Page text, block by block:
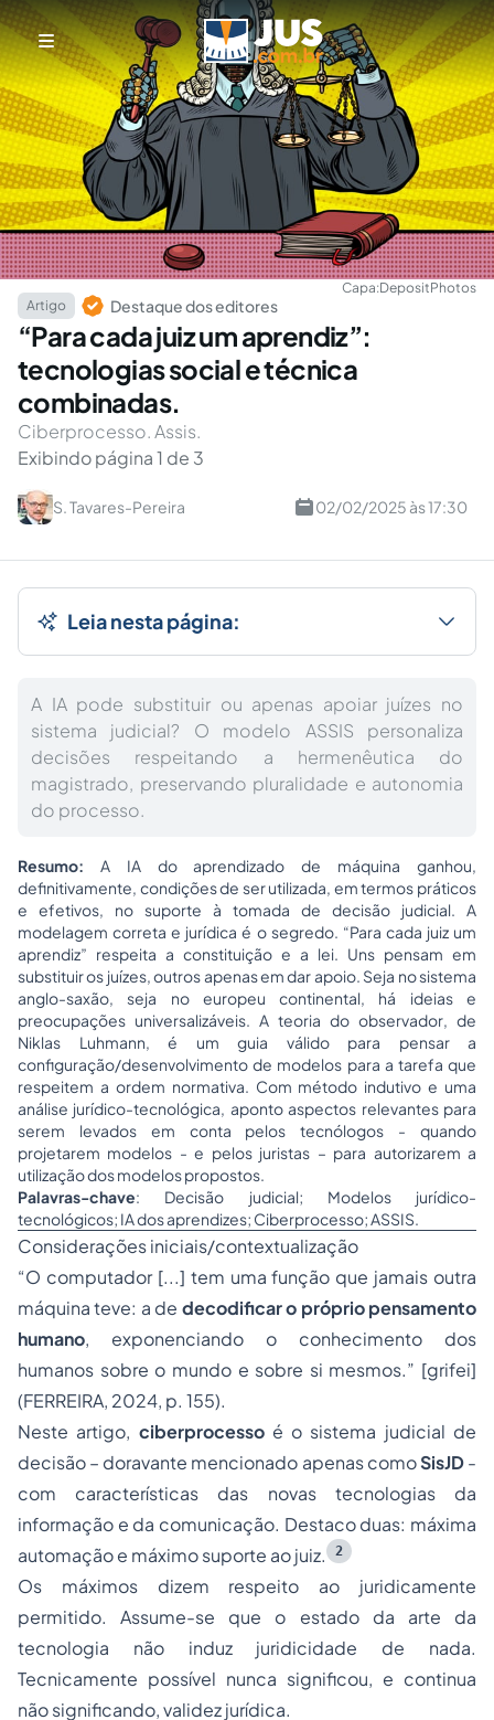
Capa:DepositPhotos
Artigo
Destaque dos editores
“Para cada juiz um aprendiz”:
tecnologias social e técnica
combinadas.
Ciberprocesso. Assis.
Exibindo página 1 de 3
S. Tavares-Pereira 02/02/2025 às 17:30
Leia nesta página:
A IA pode substituir ou apenas apoiar juízes no
sistema judicial? O modelo ASSIS personaliza
decisões respeitando a hermenêutica do
magistrado, preservando pluralidade e autonomia
do processo.
Resumo: A IA do aprendizado de máquina ganhou,
definitivamente, condições de ser utilizada, em termos práticos
e efetivos, no suporte à tomada de decisão judicial. A
modelagem correta e jurídica é o segredo. “Para cada juiz um
aprendiz” respeita a constituição e a lei. Uns pensam em
substituir os juízes, outros apenas em dar apoio. Seja no sistema
anglo-saxão, seja no europeu continental, há ideias e
preocupações universalizáveis. A teoria do observador, de
Niklas Luhmann, é um guia válido para pensar a
configuração/desenvolvimento de modelos para a tarefa que
respeitem a ordem normativa. Com método indutivo e uma
análise jurídico-tecnológica, aponto aspectos relevantes para
serem levados em conta pelos tecnólogos - quando
projetarem modelos - e pelos juristas – para autorizarem a
utilização dos modelos propostos.
Palavras-chave: Decisão judicial; Modelos jurídico-
tecnológicos; IA dos aprendizes; Ciberprocesso; ASSIS.
Considerações iniciais/contextualização
“O computador [...] tem uma função que jamais outra
máquina teve: a de decodificar o próprio pensamento
humano, exponenciando o conhecimento dos
humanos sobre o mundo e sobre si mesmos.” [grifei]
(FERREIRA, 2024, p. 155).
Neste artigo, ciberprocessoé o sistema judicial de
decisão – doravante mencionado apenas comoSisJD-
com características das novas tecnologias da
informação e da comunicação. Destaco duas: máxima
automaçãoe máximo suporte ao juiz. 2
Os máximosdizem respeito ao juridicamente
permitido. Assume-se que o estado da arte da
tecnologia não induz juridicidade de nada.
Tecnicamente possível nunca significou, e continua
não significando, validez jurídica.